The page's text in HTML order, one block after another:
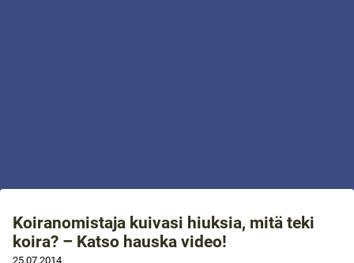
Koiranomistaja kuivasi hiuksia, mitä teki
koira? – Katso hauska video!
25.07.2014